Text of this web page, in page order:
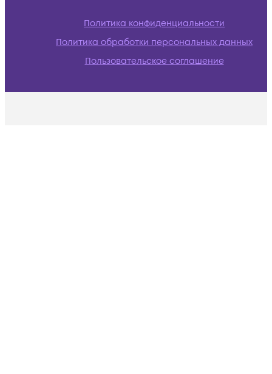
Политика конфиденциальности
Политика обработки персональных данных
Пользовательское соглашение